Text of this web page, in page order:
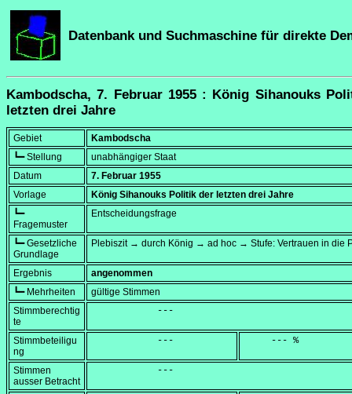
Datenbank und Suchmaschine für direkte
Kambodscha, 7. Februar 1955 : König Sihanouks
letzten drei Jahre
Gebiet
Kambodscha
┗━ Stellung
unabhängiger Staat
Datum
7. Februar 1955
Vorlage
König Sihanouks Politik der letzten drei Jahre
┗━
Fragemuster
Entscheidungsfrage
┗━ Gesetzliche
Grundlage
Plebiszit → durch König → ad hoc → Stufe: Vertrauen in die
Ergebnis
angenommen
┗━ Mehrheiten
gültige Stimmen
Stimmberechtig
te
            ---
Stimmbeteiligu
ng
            ---
     --- %
Stimmen
ausser Betracht
            ---